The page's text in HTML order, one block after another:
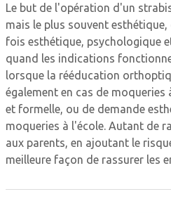
Le but de l'opération d'un
mais le plus souvent
fois esthétique, psychologique
quand les indications
lorsque la rééducation
également en cas de
et formelle, ou de demande
moqueries à l'école. Autant de
aux parents, en ajoutant le
meilleure façon de rassurer les